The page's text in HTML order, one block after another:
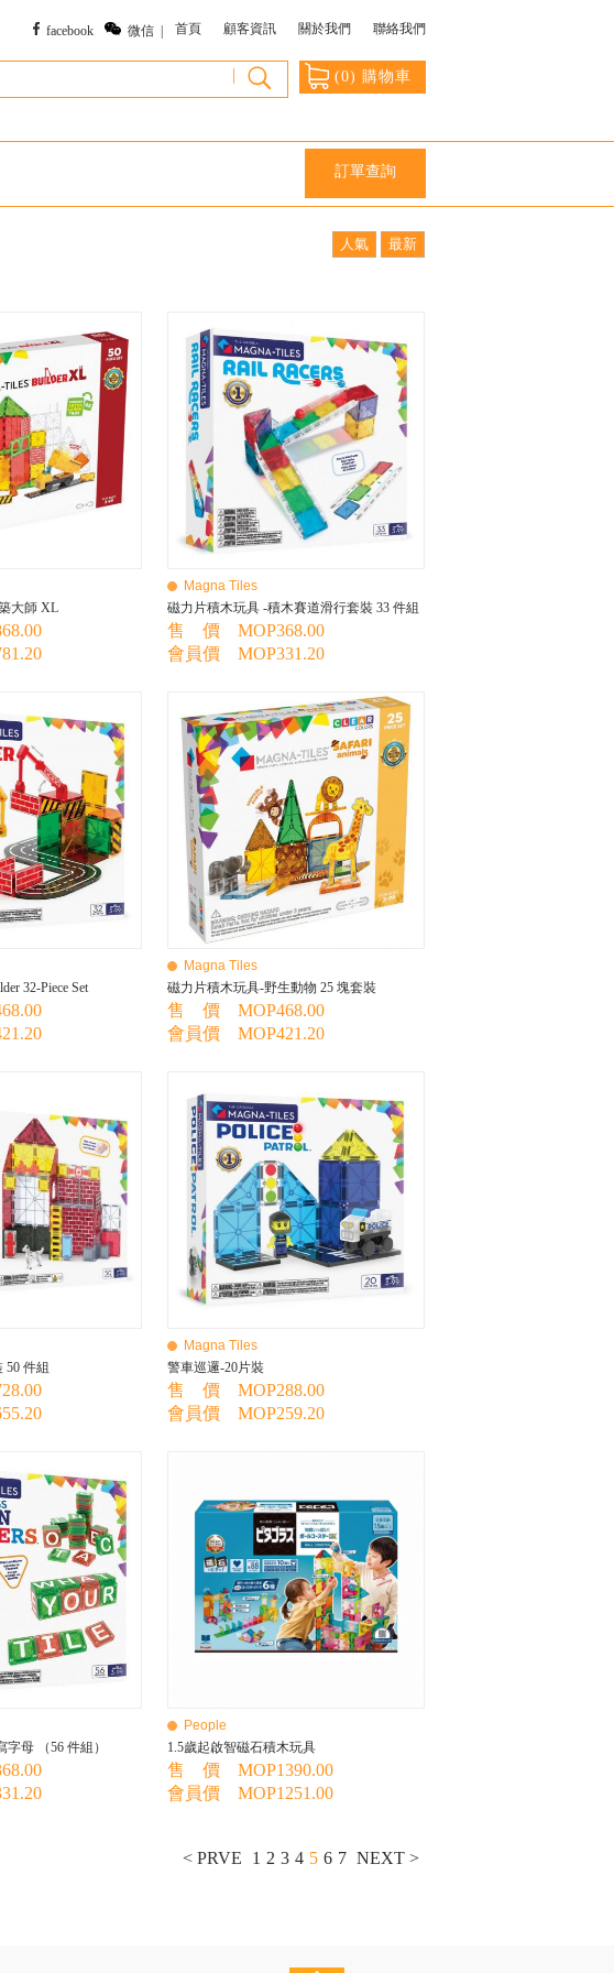
facebook 微信 | 首頁 顧客資訊 關於我們 聯絡我們
(0) 購物車
|
訂單查詢
大師 XL
Magna Tiles
磁力片積木玩具 -積木賽道滑行套裝 33 件組
售 價 MOP368.00
會員價 MOP331.20
32-Piece Set
Magna Tiles
磁力片積木玩具-野生動物 25 塊套裝
售 價 MOP468.00
會員價 MOP421.20
50 件組
Magna Tiles
警車巡邏-20片裝
售 價 MOP288.00
會員價 MOP259.20
母 （56 件組）
People
1.5歲起啟智磁石積木玩具
售 價 MOP1390.00
會員價 MOP1251.00
< PRVE 1 2 3 4 5 6 7 NEXT >